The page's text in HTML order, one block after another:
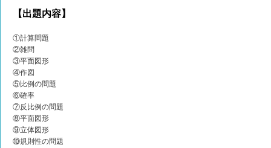
【出題内容】
①計算問題
②雑問
③平面図形
④作図
⑤比例の問題
⑥確率
⑦反比例の問題
⑧平面図形
⑨立体図形
⑩規則性の問題